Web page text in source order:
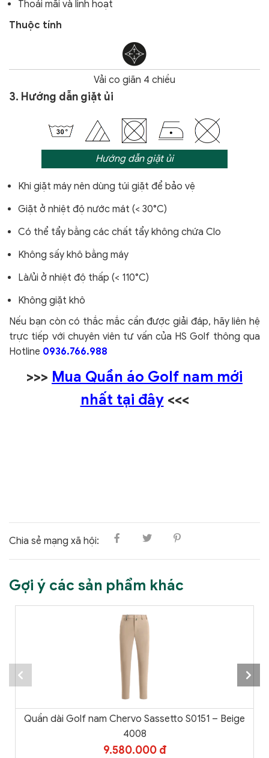
Thoải mãi và linh hoạt
Thuộc tính
Vải co giãn 4 chiều
3. Hướng dẫn giặt ủi
Hướng dẫn giặt ủi
Khi giặt máy nên dùng túi giặt để bảo vệ
Giặt ở nhiệt độ nước mát (< 30°C)
Có thể tẩy bằng các chất tẩy không chứa Clo
Không sấy khô bằng máy
Là/ủi ở nhiệt độ thấp (< 110°C)
Không giặt khô
Nếu bạn còn có thắc mắc cần được giải đáp, hãy liên hệ
trực tiếp với chuyên viên tư vấn của HS Golf thông qua
Hotline 0936.766.988
>>> Mua Quần áo Golf nam mới
nhất tại đây<<<
Chia sẻ mạng xã hội:
Gợi ý các sản phẩm khác
Quần dài Golf nam Chervo Sassetto S0151 – Beige
4008
9.580.000 đ